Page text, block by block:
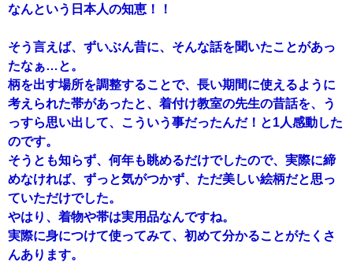
なんという日本人の知恵！！
そう言えば、ずいぶん昔に、そんな話を聞いたことがあっ
たなぁ…と。
柄を出す場所を調整することで、長い期間に使えるように
考えられた帯があったと、着付け教室の先生の昔話を、う
っすら思い出して、こういう事だったんだ！と1人感動した
のです。
そうとも知らず、何年も眺めるだけでしたので、実際に締
めなければ、ずっと気がつかず、ただ美しい絵柄だと思っ
ていただけでした。
やはり、着物や帯は実用品なんですね。
実際に身につけて使ってみて、初めて分かることがたくさ
んあります。